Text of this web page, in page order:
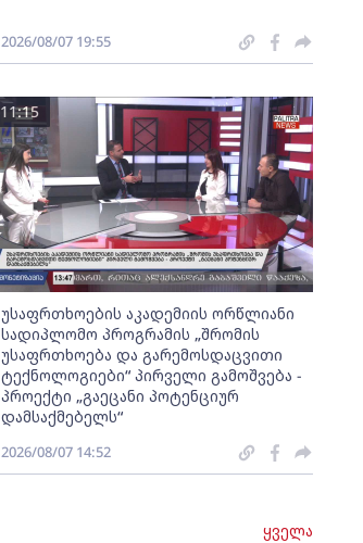
2026/08/07 19:55
უსაფრთხოების აკადემიის ორწლიანი
სადიპლომო პროგრამის „შრომის
უსაფრთხოება და გარემოსდაცვითი
ტექნოლოგიები“ პირველი გამოშვება -
პროექტი „გაეცანი პოტენციურ
დამსაქმებელს“
11:15
2026/08/07 14:52
ყველა